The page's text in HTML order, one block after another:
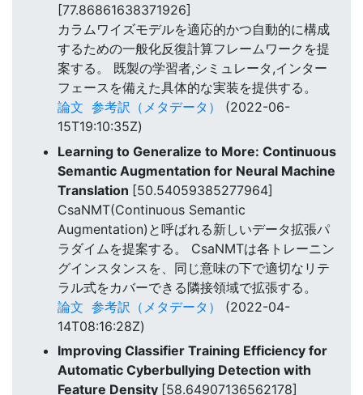
[77.86861638371926]
カラムワイズモデルを適応的かつ自動的に構成
するための一般化反復計算フレームワークを提
案する。 既製の学習者,シミュレータ,インター
フェースを備えた具体的な実装を提供する。
論文 参考訳（メタデータ）
(2022-06-
15T19:10:35Z)
Learning to Generalize to More: Continuous
Semantic Augmentation for Neural Machine
Translation [50.54059385277964]
CsaNMT(Continuous Semantic
Augmentation)と呼ばれる新しいデータ拡張パ
ラダイムを提案する。 CsaNMTは各トレーニン
グインスタンスを、同じ意味の下で適切なリテ
ラル式をカバーできる隣接領域で拡張する。
論文 参考訳（メタデータ）
(2022-04-
14T08:16:28Z)
Improving Classifier Training Efficiency for
Automatic Cyberbullying Detection with
Feature Density [58.64907136562178]